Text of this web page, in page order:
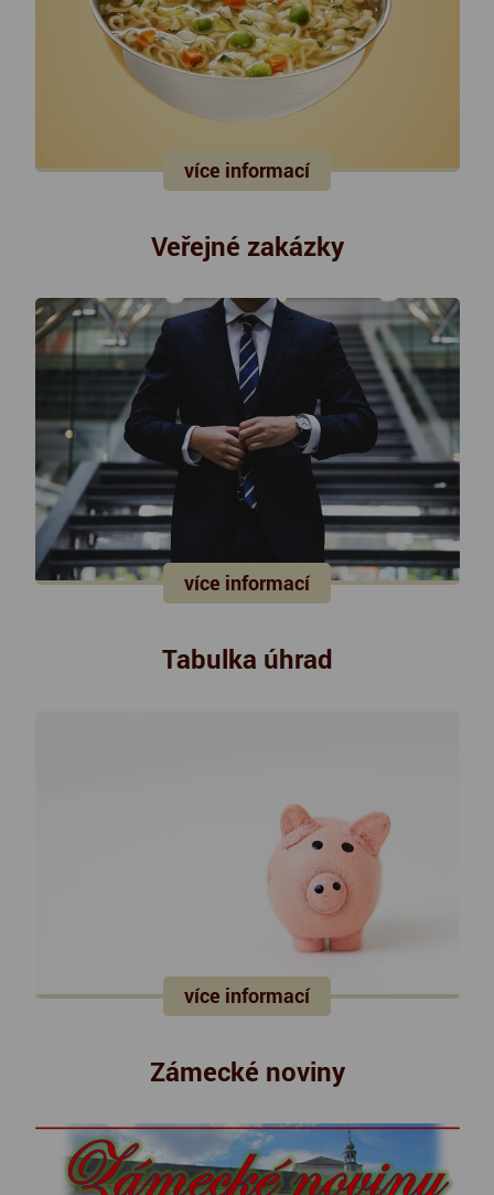
více informací
Veřejné zakázky
více informací
Tabulka úhrad
více informací
Zámecké noviny